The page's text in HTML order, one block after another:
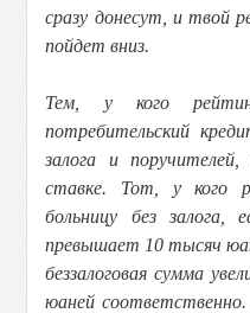
сразу донесут, и твой
пойдет вниз.
Тем, у кого
потребительский
залога и
ставке. Тот, у кого
больницу без залога,
превышает 10 тысяч
беззалоговая сумма
юаней